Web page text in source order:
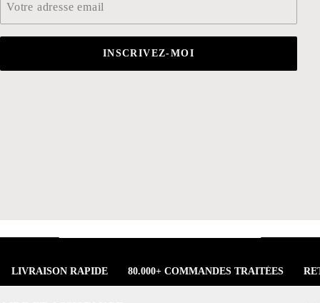
INSCRIVEZ-MOI
LIVRAISON RAPIDE 80.000+ COMMANDES TRAITÉES